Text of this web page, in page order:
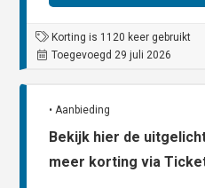
Korting is 1120 keer gebruikt
Toegevoegd 29 juli 2026
• Aanbieding
Bekijk hier de
meer korting via